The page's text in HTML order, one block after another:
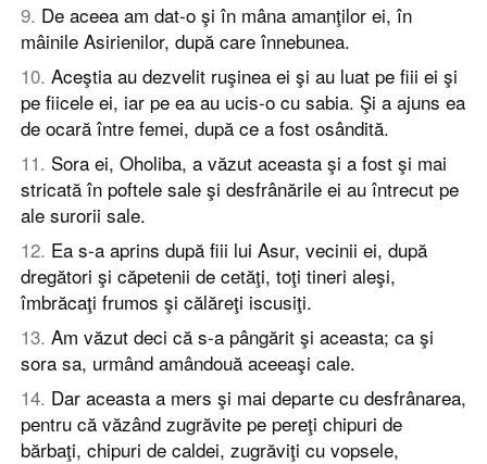
9. De aceea am dat-o şi în mâna amanţilor ei, în
mâinile Asirienilor, după care înnebunea.
10. Aceştia au dezvelit ruşinea ei şi au luat pe fiii ei şi
pe fiicele ei, iar pe ea au ucis-o cu sabia. Şi a ajuns ea
de ocară între femei, după ce a fost osândită.
11. Sora ei, Oholiba, a văzut aceasta şi a fost şi mai
stricată în poftele sale şi desfrânările ei au întrecut pe
ale surorii sale.
12. Ea s-a aprins după fiii lui Asur, vecinii ei, după
dregători şi căpetenii de cetăţi, toţi tineri aleşi,
îmbrăcaţi frumos şi călăreţi iscusiţi.
13. Am văzut deci că s-a pângărit şi aceasta; ca şi
sora sa, urmând amândouă aceeaşi cale.
14. Dar aceasta a mers şi mai departe cu desfrânarea,
pentru că văzând zugrăvite pe pereţi chipuri de
bărbaţi, chipuri de caldei, zugrăviţi cu vopsele,